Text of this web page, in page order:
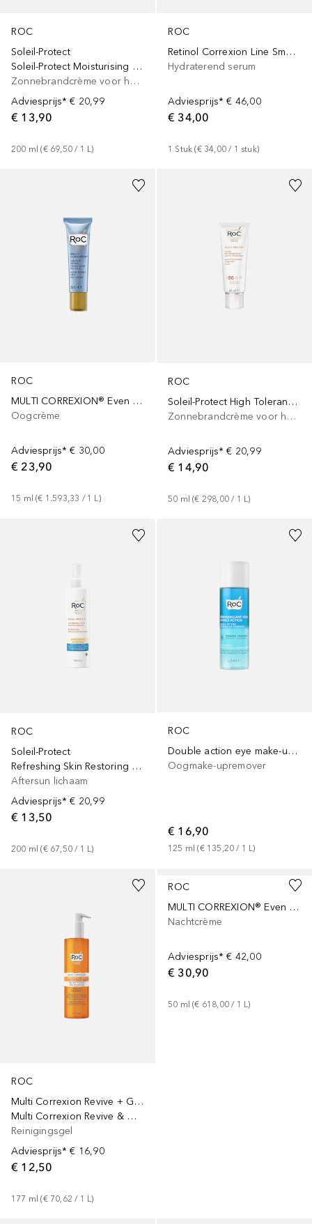
ROC
Soleil-Protect
Soleil-Protect Moisturising SPF 30
Zonnebrandcrème voor het lichaam
Adviesprijs* € 20,99
€ 13,90
200 ml (€ 69,50 / 1 L)
ROC
Retinol Correxion Line Smoothing Night 30 Capsules
Hydraterend serum
Adviesprijs* € 46,00
€ 34,00
1 Stuk (€ 34,00 / 1 stuk)
ROC
MULTI CORREXION® Even Tone + Lift
Oogcrème
Adviesprijs* € 30,00
€ 23,90
15 ml (€ 1.593,33 / 1 L)
ROC
Soleil-Protect High Tolerance Comfort Fluid SPF 50
Zonnebrandcrème voor het lichaam
Adviesprijs* € 20,99
€ 14,90
50 ml (€ 298,00 / 1 L)
ROC
Soleil-Protect
Refreshing Skin Restoring Milk
Aftersun lichaam
Adviesprijs* € 20,99
€ 13,50
200 ml (€ 67,50 / 1 L)
ROC
Double action eye make-up remover
Oogmake-upremover
€ 16,90
125 ml (€ 135,20 / 1 L)
ROC
Multi Correxion Revive + Glow
Multi Correxion Revive & Glow Vitamin C
Reinigingsgel
Adviesprijs* € 16,90
€ 12,50
177 ml (€ 70,62 / 1 L)
ROC
MULTI CORREXION® Even Tone + Lift
Nachtcrème
Adviesprijs* € 42,00
€ 30,90
50 ml (€ 618,00 / 1 L)